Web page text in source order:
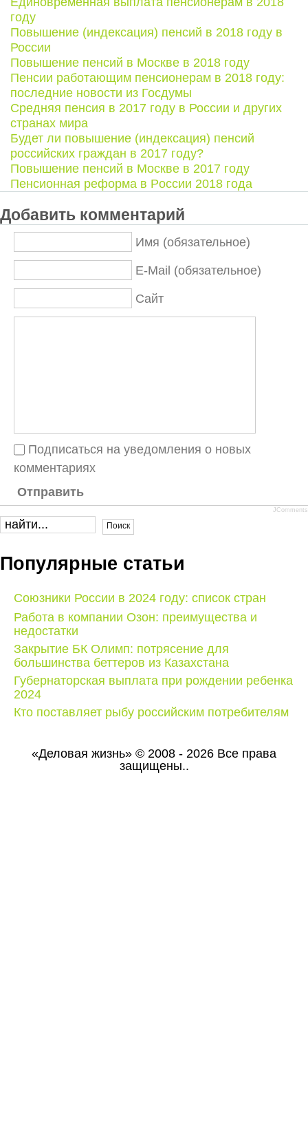
году
Повышение (индексация) пенсий в 2018 году в
России
Повышение пенсий в Москве в 2018 году
Пенсии работающим пенсионерам в 2018 году:
последние новости из Госдумы
Средняя пенсия в 2017 году в России и других
странах мира
Будет ли повышение (индексация) пенсий
российских граждан в 2017 году?
Повышение пенсий в Москве в 2017 году
Пенсионная реформа в Pоссии 2018 года
Добавить комментарий
Имя (обязательное)
E-Mail (обязательное)
Сайт
Подписаться на уведомления о новых
комментариях
Отправить
JComments
Популярные статьи
Союзники России в 2024 году: список стран
Работа в компании Озон: преимущества и
недостатки
Закрытие БК Олимп: потрясение для
большинства беттеров из Казахстана
Губернаторская выплата при рождении ребенка
2024
Кто поставляет рыбу российским потребителям
«Деловая жизнь» © 2008 - 2026 Все права
защищены..